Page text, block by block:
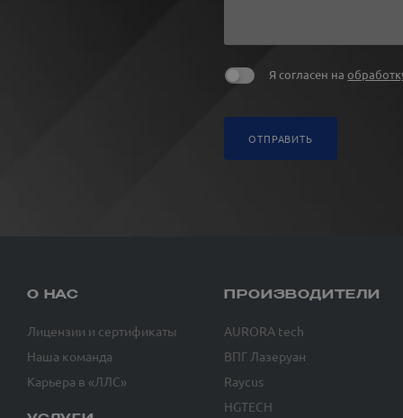
Я согласен на
ОТПРАВИТЬ
О НАС
Лицензии и сертификаты
Наша команда
Карьера в «ЛЛС»
ПРОИЗВОДИТЕЛИ
AURORA tech
ВПГ Лазеруан
Raycus
HGTECH